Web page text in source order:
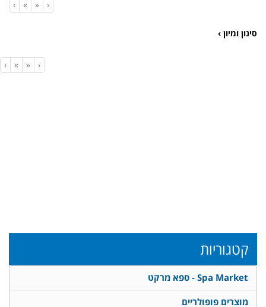
‹
«
»
›
סינון ומיון ›
‹
«
»
›
קטגוריות
Spa Market - ספא מרקט
מוצרים פופולריים